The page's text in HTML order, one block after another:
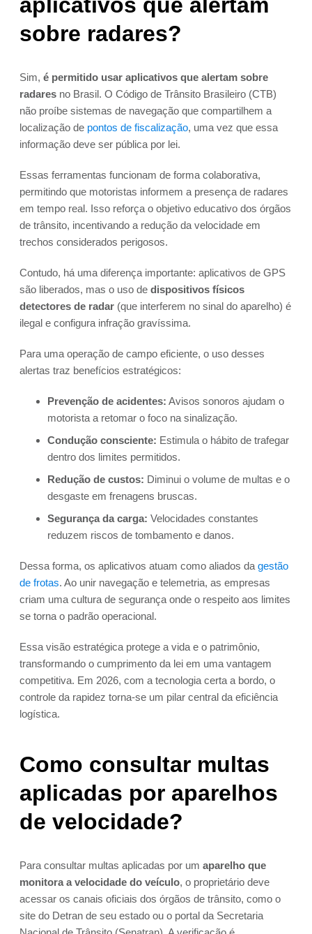
sobre radares?
Sim, é permitido usar aplicativos que alertam sobre
radares no Brasil. O Código de Trânsito Brasileiro (CTB)
não proíbe sistemas de navegação que compartilhem a
localização de pontos de fiscalização, uma vez que essa
informação deve ser pública por lei.
Essas ferramentas funcionam de forma colaborativa,
permitindo que motoristas informem a presença de radares
em tempo real. Isso reforça o objetivo educativo dos órgãos
de trânsito, incentivando a redução da velocidade em
trechos considerados perigosos.
Contudo, há uma diferença importante: aplicativos de GPS
são liberados, mas o uso de dispositivos físicos
detectores de radar (que interferem no sinal do aparelho) é
ilegal e configura infração gravíssima.
Para uma operação de campo eficiente, o uso desses
alertas traz benefícios estratégicos:
Prevenção de acidentes: Avisos sonoros ajudam o
motorista a retomar o foco na sinalização.
Condução consciente: Estimula o hábito de trafegar
dentro dos limites permitidos.
Redução de custos: Diminui o volume de multas e o
desgaste em frenagens bruscas.
Segurança da carga: Velocidades constantes
reduzem riscos de tombamento e danos.
Dessa forma, os aplicativos atuam como aliados da gestão
de frotas. Ao unir navegação e telemetria, as empresas
criam uma cultura de segurança onde o respeito aos limites
se torna o padrão operacional.
Essa visão estratégica protege a vida e o patrimônio,
transformando o cumprimento da lei em uma vantagem
competitiva. Em 2026, com a tecnologia certa a bordo, o
controle da rapidez torna-se um pilar central da eficiência
logística.
Como consultar multas
aplicadas por aparelhos
de velocidade?
Para consultar multas aplicadas por um aparelho que
monitora a velocidade do veículo, o proprietário deve
acessar os canais oficiais dos órgãos de trânsito, como o
site do Detran de seu estado ou o portal da Secretaria